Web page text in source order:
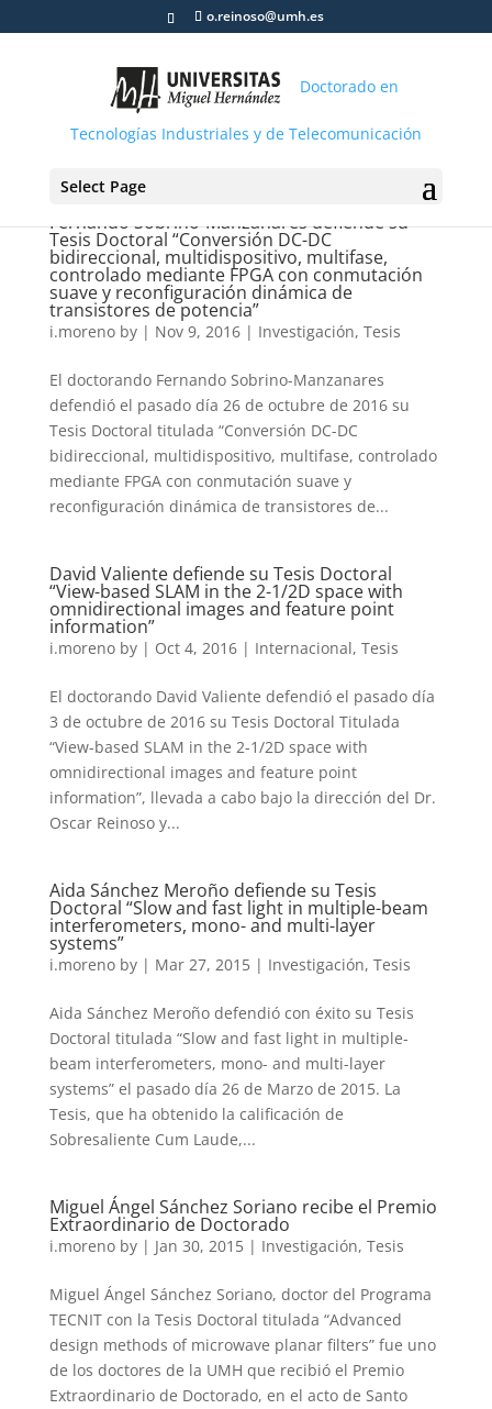
o.reinoso@umh.es
Doctorado en
Tecnologías Industriales y de Telecomunicación
Select Page
Fernando Sobrino-Manzanares defiende su
Tesis Doctoral “Conversión DC-DC
bidireccional, multidispositivo, multifase,
controlado mediante FPGA con conmutación
suave y reconfiguración dinámica de
transistores de potencia”
i.morenoby | Nov 9, 2016| Investigación, Tesis
El doctorando Fernando Sobrino-Manzanares
defendió el pasado día 26 de octubre de 2016 su
Tesis Doctoral titulada “Conversión DC-DC
bidireccional, multidispositivo, multifase, controlado
mediante FPGA con conmutación suave y
reconfiguración dinámica de transistores de...
David Valiente defiende su Tesis Doctoral
“View-based SLAM in the 2-1/2D space with
omnidirectional images and feature point
information”
i.morenoby | Oct 4, 2016| Internacional, Tesis
El doctorando David Valiente defendió el pasado día
3 de octubre de 2016 su Tesis Doctoral Titulada
“View-based SLAM in the 2-1/2D space with
omnidirectional images and feature point
information”, llevada a cabo bajo la dirección del Dr.
Oscar Reinoso y...
Aida Sánchez Meroño defiende su Tesis
Doctoral “Slow and fast light in multiple-beam
interferometers, mono- and multi-layer
systems”
i.morenoby | Mar 27, 2015| Investigación, Tesis
Aida Sánchez Meroño defendió con éxito su Tesis
Doctoral titulada “Slow and fast light in multiple-
beam interferometers, mono- and multi-layer
systems” el pasado día 26 de Marzo de 2015. La
Tesis, que ha obtenido la calificación de
Sobresaliente Cum Laude,...
Miguel Ángel Sánchez Soriano recibe el Premio
Extraordinario de Doctorado
i.morenoby | Jan 30, 2015| Investigación, Tesis
Miguel Ángel Sánchez Soriano, doctor del Programa
TECNIT con la Tesis Doctoral titulada “Advanced
design methods of microwave planar filters” fue uno
de los doctores de la UMH que recibió el Premio
Extraordinario de Doctorado, en el acto de Santo